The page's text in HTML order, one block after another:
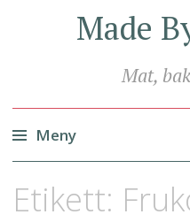
Made
Mat,
Meny
till
Etikett: